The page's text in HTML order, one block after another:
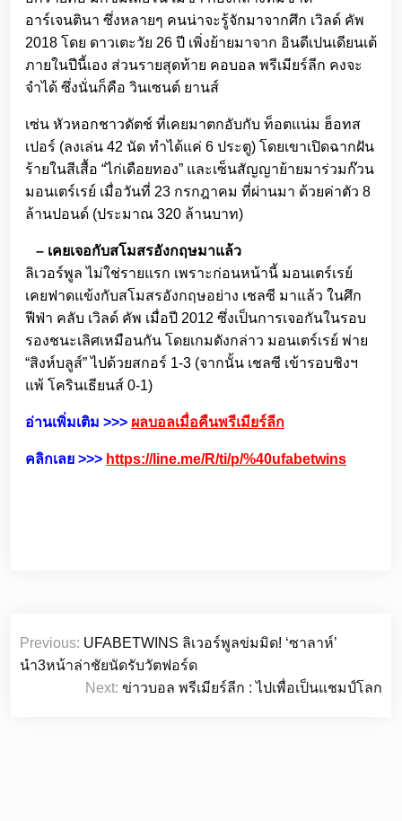
อาร์เจนตินา ซึ่งหลายๆ คนน่าจะรู้จักมาจากศึก เวิลด์ คัพ
2018 โดย ดาวเตะวัย 26 ปี เพิ่งย้ายมาจาก อินดีเปนเดียนเต้
ภายในปีนี้เอง ส่วนรายสุดท้าย คอบอล พรีเมียร์ลีก คงจะ
จำได้ ซึ่งนั่นก็คือ วินเซนต์ ยานส์
เซ่น หัวหอกชาวดัตช์ ที่เคยมาตกอับกับ ท็อตแน่ม ฮ็อทส
เปอร์ (ลงเล่น 42 นัด ทำได้แค่ 6 ประตู) โดยเขาเปิดฉากฝัน
ร้ายในสีเสื้อ “ไก่เดือยทอง” และเซ็นสัญญาย้ายมาร่วมก๊วน
มอนเตร์เรย์ เมื่อวันที่ 23 กรกฎาคม ที่ผ่านมา ด้วยค่าตัว 8
ล้านปอนด์ (ประมาณ 320 ล้านบาท)
– เคยเจอกับสโมสรอังกฤษมาแล้ว
ลิเวอร์พูล ไม่ใช่รายแรก เพราะก่อนหน้านี้ มอนเตร์เรย์
เคยฟาดแข้งกับสโมสรอังกฤษอย่าง เชลซี มาแล้ว ในศึก
ฟีฟ่า คลับ เวิลด์ คัพ เมื่อปี 2012 ซึ่งเป็นการเจอกันในรอบ
รองชนะเลิศเหมือนกัน โดยเกมดังกล่าว มอนเตร์เรย์ พ่าย
“สิงห์บลูส์” ไปด้วยสกอร์ 1-3 (จากนั้น เชลซี เข้ารอบชิงฯ
แพ้ โครินเธียนส์ 0-1)
อ่านเพิ่มเติม >>> ผลบอลเมื่อคืนพรีเมียร์ลีก
คลิกเลย >>> https://line.me/R/ti/p/%40ufabetwins
เมนู
นำทาง
Previous: UFABETWINS ลิเวอร์พูลข่มมิด! ‘ซาลาห์’
นำ3หน้าล่าชัยนัดรับวัตฟอร์ด
Next: ข่าวบอล พรีเมียร์ลีก : ไปเพื่อเป็นแชมป์โลก